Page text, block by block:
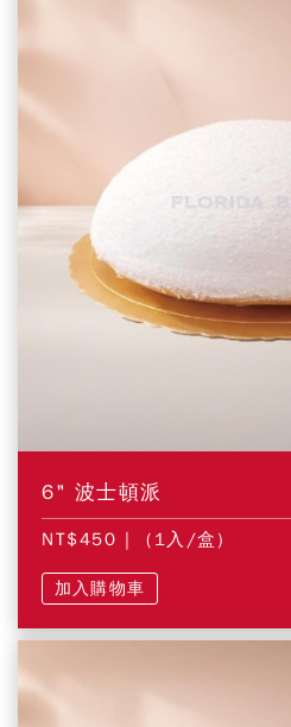
6" 波士頓派
NT$450 | (1入/盒)
加入購物車